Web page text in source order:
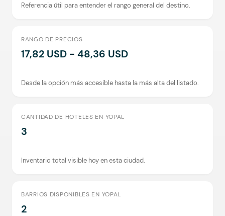
Referencia útil para entender el rango general del destino.
RANGO DE PRECIOS
17,82 USD - 48,36 USD
Desde la opción más accesible hasta la más alta del listado.
CANTIDAD DE HOTELES EN YOPAL
3
Inventario total visible hoy en esta ciudad.
BARRIOS DISPONIBLES EN YOPAL
2